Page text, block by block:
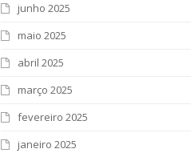
junho 2025
maio 2025
abril 2025
março 2025
fevereiro 2025
janeiro 2025